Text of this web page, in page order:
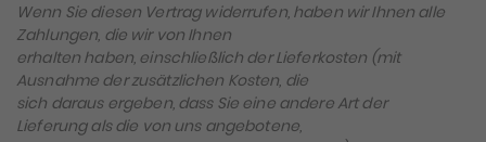
Wenn Sie diesen Vertrag widerrufen, haben wir Ihnen alle
Zahlungen, die wir von Ihnen
erhalten haben, einschließlich der Lieferkosten (mit
Ausnahme der zusätzlichen Kosten, die
sich daraus ergeben, dass Sie eine andere Art der
Lieferung als die von uns angebotene,